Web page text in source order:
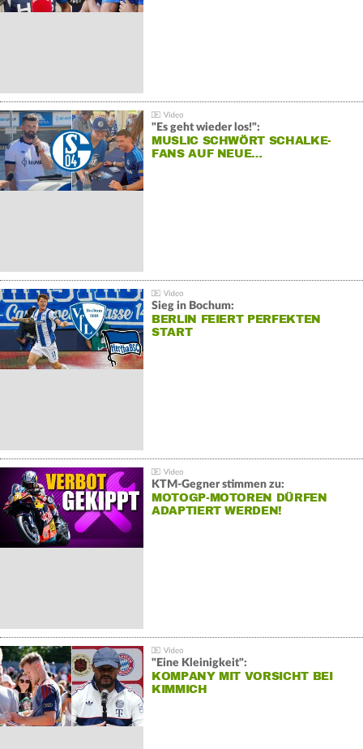
"Es geht wieder los!":
MUSLIC SCHWÖRT SCHALKE-
FANS AUF NEUE…
Sieg in Bochum:
BERLIN FEIERT PERFEKTEN
START
KTM-Gegner stimmen zu:
MOTOGP-MOTOREN DÜRFEN
ADAPTIERT WERDEN!
"Eine Kleinigkeit":
KOMPANY MIT VORSICHT BEI
KIMMICH